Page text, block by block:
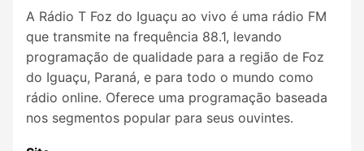
A Rádio T Foz do Iguaçu ao vivo é uma rádio FM
que transmite na frequência 88.1, levando
programação de qualidade para a região de Foz
do Iguaçu, Paraná, e para todo o mundo como
rádio online. Oferece uma programação baseada
nos segmentos popular para seus ouvintes.